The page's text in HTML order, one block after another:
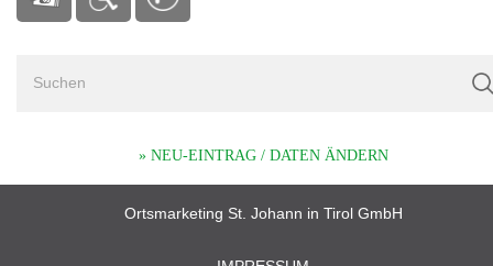
» NEU-EINTRAG / DATEN ÄNDERN
Ortsmarketing St. Johann in Tirol GmbH